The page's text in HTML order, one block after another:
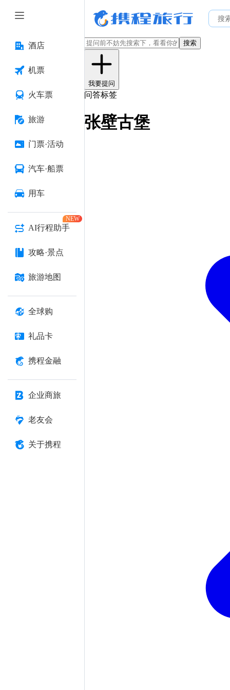
酒店
机票
火车票
旅游
门票·活动
汽车·船票
用车
AI行程助手
NEW
攻略·景点
旅游地图
全球购
礼品卡
携程金融
企业商旅
老友会
关于携程
搜索
我要提问
问答标签
张壁古堡